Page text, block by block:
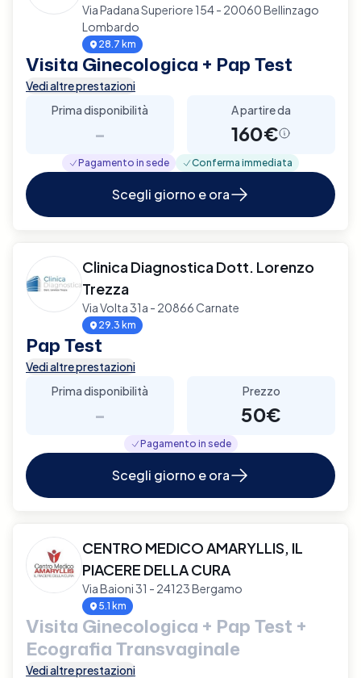
Via Padana Superiore 154 - 20060 Bellinzago
Lombardo
28.7 km
Visita Ginecologica + Pap Test
Vedi altre prestazioni
Prima disponibilità
-
A partire da
160€
Pagamento in sede Conferma immediata
Scegli giorno e ora
Clinica Diagnostica Dott. Lorenzo
Trezza
Via Volta 31a - 20866 Carnate
29.3 km
Pap Test
Vedi altre prestazioni
Prima disponibilità
-
Prezzo
50€
Pagamento in sede
Scegli giorno e ora
CENTRO MEDICO AMARYLLIS, IL
PIACERE DELLA CURA
Via Baioni 31 - 24123 Bergamo
5.1 km
Visita Ginecologica + Pap Test +
Ecografia Transvaginale
Vedi altre prestazioni